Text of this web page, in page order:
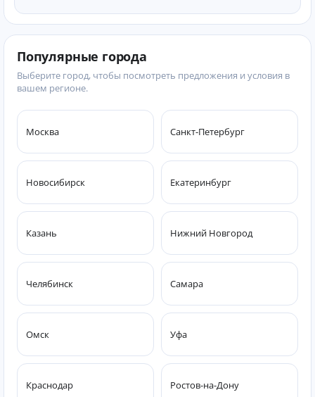
Популярные города
Выберите город, чтобы посмотреть предложения и условия в
вашем регионе.
Москва Санкт-Петербург
Новосибирск Екатеринбург
Казань Нижний Новгород
Челябинск Самара
Омск Уфа
Краснодар Ростов-на-Дону